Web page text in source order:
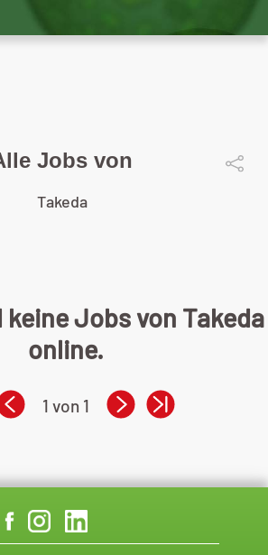
Jobs von
Takeda
Jobs von Takeda
online.
1 von 1